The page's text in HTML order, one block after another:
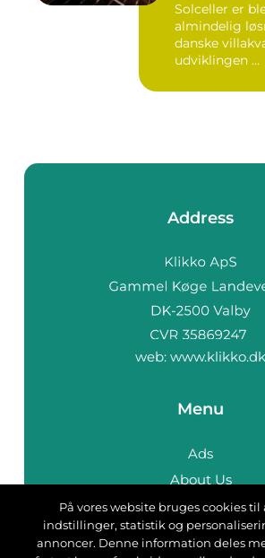
Solceller er
almindelig
danske
udviklingen ...
Address
web: www.klikko.dk
Menu
Ads
About Us
Cookies
Contact
På vores website bruges cookies
indstillinger, statistik og
annoncer. Denne information deles